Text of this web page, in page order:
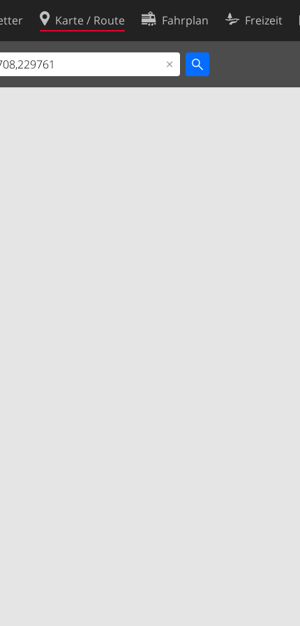
Karte / Route Fahrplan Freizeit
Cookie-Richtlinie
Cookie-Einstellungen